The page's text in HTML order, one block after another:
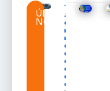
ÚLTIMAS
NOTÍCIAS
TRE-AP
suspende
expediente
na sede e
nos
cartórios
eleitorais
de todo o
estado nos
dias 10 e 11
de agosto